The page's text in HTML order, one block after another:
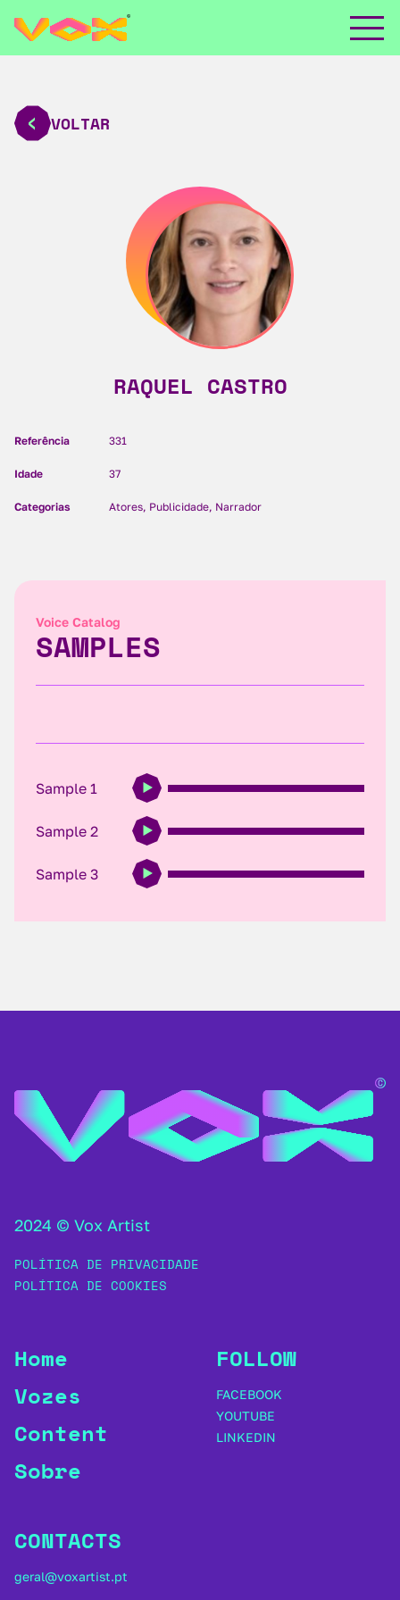
VOLTAR
RAQUEL CASTRO
Referência 331
Idade 37
Categorias Atores, Publicidade, Narrador
Voice Catalog
SAMPLES
Sample 1
Sample 2
Sample 3
2024 © Vox Artist
POLÍTICA DE PRIVACIDADE
POLÍTICA DE COOKIES
Home
Vozes
Content
Sobre
FOLLOW
FACEBOOK
YOUTUBE
LINKEDIN
CONTACTS
geral@voxartist.pt